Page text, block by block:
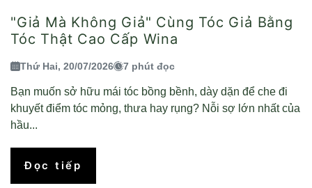
"Giả Mà Không Giả" Cùng Tóc Giả Bằng
Tóc Thật Cao Cấp Wina
Thứ Hai, 20/07/2026 7 phút đọc
Bạn muốn sở hữu mái tóc bồng bềnh, dày dặn để che đi
khuyết điểm tóc mỏng, thưa hay rụng? Nỗi sợ lớn nhất của
hầu...
Đọc tiếp